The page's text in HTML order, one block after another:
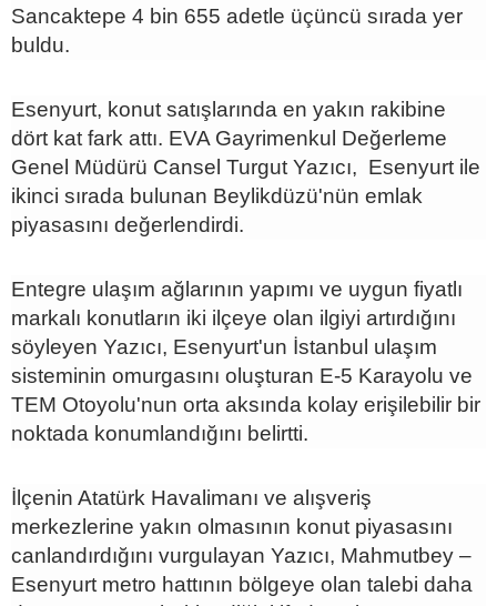
Sancaktepe 4 bin 655 adetle üçüncü sırada yer
buldu.
Esenyurt, konut satışlarında en yakın rakibine
dört kat fark attı. EVA Gayrimenkul Değerleme
Genel Müdürü Cansel Turgut Yazıcı, Esenyurt ile
ikinci sırada bulunan Beylikdüzü'nün emlak
piyasasını değerlendirdi.
Entegre ulaşım ağlarının yapımı ve uygun fiyatlı
markalı konutların iki ilçeye olan ilgiyi artırdığını
söyleyen Yazıcı, Esenyurt'un İstanbul ulaşım
sisteminin omurgasını oluşturan E-5 Karayolu ve
TEM Otoyolu'nun orta aksında kolay erişilebilir bir
noktada konumlandığını belirtti.
İlçenin Atatürk Havalimanı ve alışveriş
merkezlerine yakın olmasının konut piyasasını
canlandırdığını vurgulayan Yazıcı, Mahmutbey –
Esenyurt metro hattının bölgeye olan talebi daha